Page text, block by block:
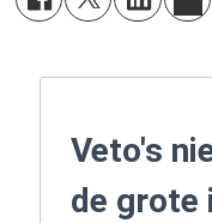
Veto's
de grote